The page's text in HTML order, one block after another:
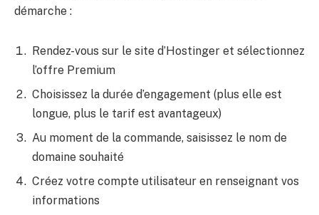
démarche :
Rendez-vous sur le site d’Hostinger et sélectionnez
l’offre Premium
Choisissez la durée d’engagement (plus elle est
longue, plus le tarif est avantageux)
Au moment de la commande, saisissez le nom de
domaine souhaité
Créez votre compte utilisateur en renseignant vos
informations